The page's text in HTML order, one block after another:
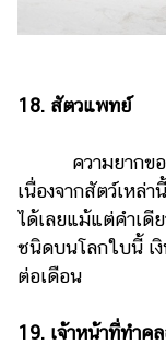
18. สัตวแพทย์
ความยากของอ
เนื่องจากสัตว์เหล่า
ได้เลยแม้แต่คำเดี
ชนิดบนโลกใบนี้ เงิ
ต่อเดือน
19. เจ้าหน้าที่ทำค